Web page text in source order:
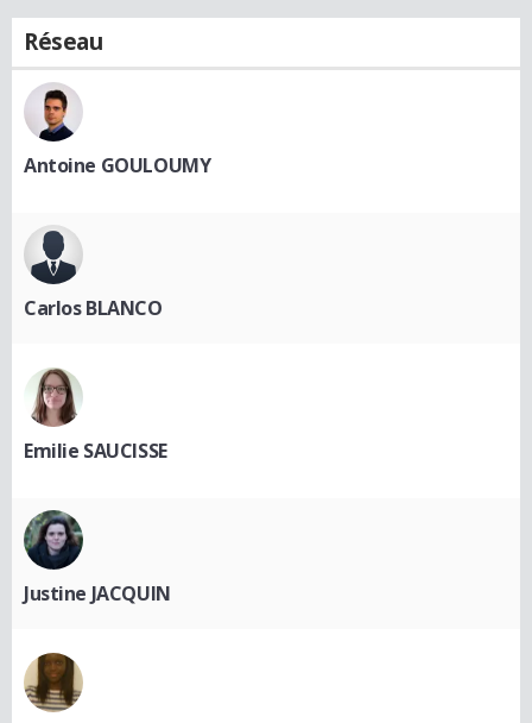
Réseau
Antoine GOULOUMY
Carlos BLANCO
Emilie SAUCISSE
Justine JACQUIN